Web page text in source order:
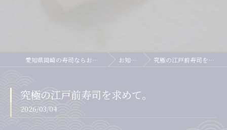
愛知県岡崎の寿司ならおしどり寿司 お知らせ 究極の江戸前寿司を求めて。
究極の江戸前寿司を求めて。
2026/03/04